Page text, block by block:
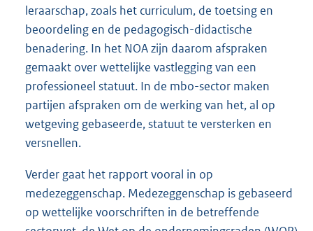
leraarschap, zoals het curriculum, de toetsing en
beoordeling en de pedagogisch-didactische
benadering. In het NOA zijn daarom afspraken
gemaakt over wettelijke vastlegging van een
professioneel statuut. In de mbo-sector maken
partijen afspraken om de werking van het, al op
wetgeving gebaseerde, statuut te versterken en
versnellen.
Verder gaat het rapport vooral in op
medezeggenschap. Medezeggenschap is gebaseerd
op wettelijke voorschriften in de betreffende